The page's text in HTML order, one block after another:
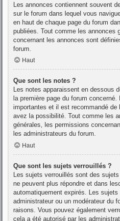
Les annonces contiennent souvent
sur le forum dans lequel vous
en haut de chaque page du forum
publiées. Tout comme les annonces
concernant les annonces sont
forum.
Haut
Que sont les notes ?
Les notes apparaissent en dessous
la première page du forum
importantes et il est recommandé
avez la possibilité. Tout comme les
générales, les permissions
les administrateurs du forum.
Haut
Que sont les sujets verrouillés ?
Les sujets verrouillés sont des
ne peuvent plus répondre et dans
automatiquement expirés. Les
administrateur ou un modérateur du
raisons. Vous pouvez également
cela a été autorisé par les